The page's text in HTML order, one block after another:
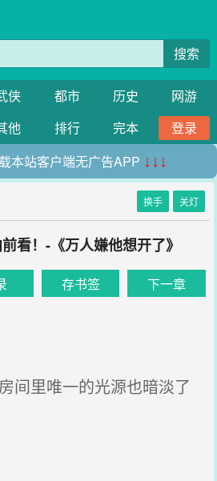
搜索
侠 都市 历史
网游
他 排行 完本
登录
本站客户端无广告APP ↓↓↓
换手 关灯
看！-《万人嫌他想开了》
存书签 下一章
里唯一的光源也暗淡了